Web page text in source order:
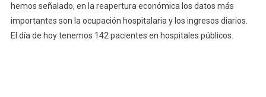
La
Secretaria
De
hemos señalado, en la reapertura económica los datos más
importantes son la ocupación hospitalaria y los ingresos diarios.
El día de hoy tenemos 142 pacientes en hospitales públicos.